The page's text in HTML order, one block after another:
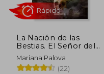
La Nación de las
Bestias. El Señor del
Sabbath
Mariana Palova
(22)
Rápido